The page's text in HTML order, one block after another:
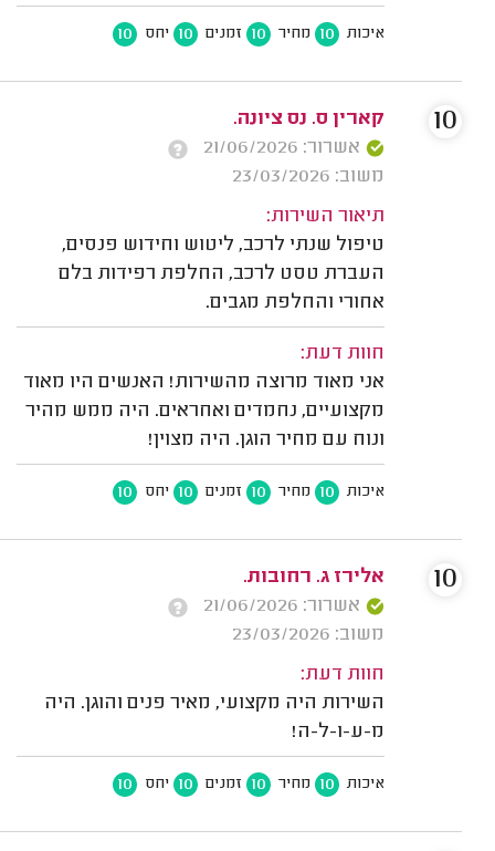
איכות 10 מחיר 10 זמנים 10 יחס 10
קארין ס. נס ציונה.
אשרור: 21/06/2026
משוב: 23/03/2026
תיאור השירות:
טיפול שנתי לרכב, ליטוש וחידוש פנסים,
העברת טסט לרכב, החלפת רפידות בלם
אחורי והחלפת מגבים.
חוות דעת:
אני מאוד מרוצה מהשירות! האנשים היו מאוד
מקצועיים, נחמדים ואחראים. היה ממש מהיר
ונוח עם מחיר הוגן. היה מצוין!
איכות 10 מחיר 10 זמנים 10 יחס 10
10
אלירז ג. רחובות.
אשרור: 21/06/2026
משוב: 23/03/2026
חוות דעת:
השירות היה מקצועי, מאיר פנים והוגן. היה
מ-ע-ו-ל-ה!
איכות 10 מחיר 10 זמנים 10 יחס 10
10